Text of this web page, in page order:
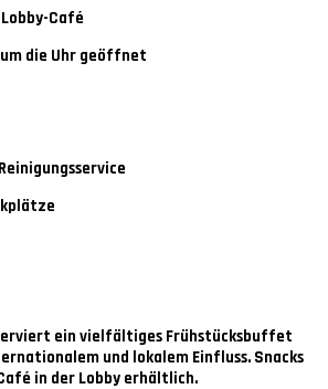
Café
die Uhr geöffnet
ein vielfältiges Frühstücksbuffet
und lokalem Einfluss. Snacks
in der Lobby erhältlich.